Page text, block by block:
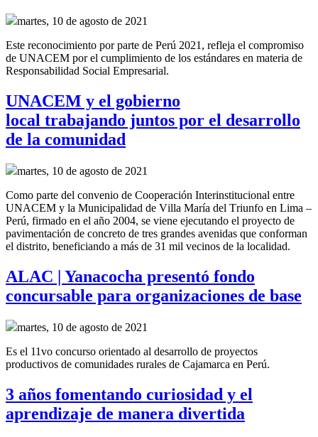
martes, 10 de agosto de 2021
Este reconocimiento por parte de Perú 2021, refleja el compromiso
de UNACEM por el cumplimiento de los estándares en materia de
Responsabilidad Social Empresarial.
UNACEM y el gobierno
local trabajando juntos por el desarrollo
de la comunidad
martes, 10 de agosto de 2021
Como parte del convenio de Cooperación Interinstitucional entre
UNACEM y la Municipalidad de Villa María del Triunfo en Lima –
Perú, firmado en el año 2004, se viene ejecutando el proyecto de
pavimentación de concreto de tres grandes avenidas que conforman
el distrito, beneficiando a más de 31 mil vecinos de la localidad.
ALAC | Yanacocha presentó fondo
concursable para organizaciones de base
martes, 10 de agosto de 2021
Es el 11vo concurso orientado al desarrollo de proyectos
productivos de comunidades rurales de Cajamarca en Perú.
3 años fomentando curiosidad y el
aprendizaje de manera divertida